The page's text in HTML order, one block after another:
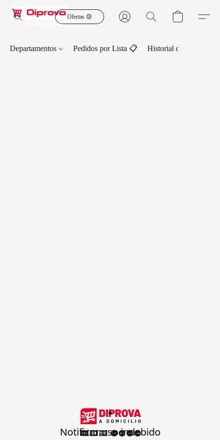
Ofertas 🟡
Departamentos Pedidos por Lista 📋 Historial de Pedidos
.
Notificar uso indebido